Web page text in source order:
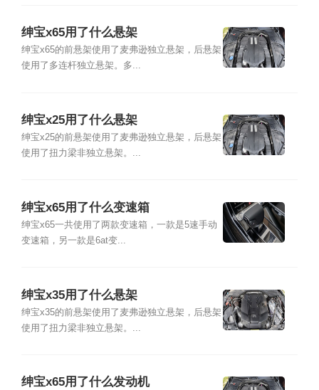
绅宝x65用了什么悬架
绅宝x65的前悬架使用了麦弗逊独立悬架，后悬架
使用了多连杆独立悬架。多...
绅宝x25用了什么悬架
绅宝x25的前悬架使用了麦弗逊独立悬架，后悬架
使用了扭力梁非独立悬架。...
绅宝x65用了什么变速箱
绅宝x65一共使用了两款变速箱，一款是5速手动
变速箱，另一款是6at变...
绅宝x35用了什么悬架
绅宝x35的前悬架使用了麦弗逊独立悬架，后悬架
使用了扭力梁非独立悬架。...
绅宝x65用了什么发动机